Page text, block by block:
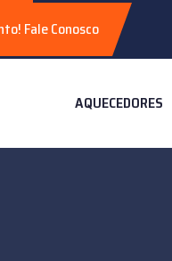
Fale Conosco
AQUECEDORES